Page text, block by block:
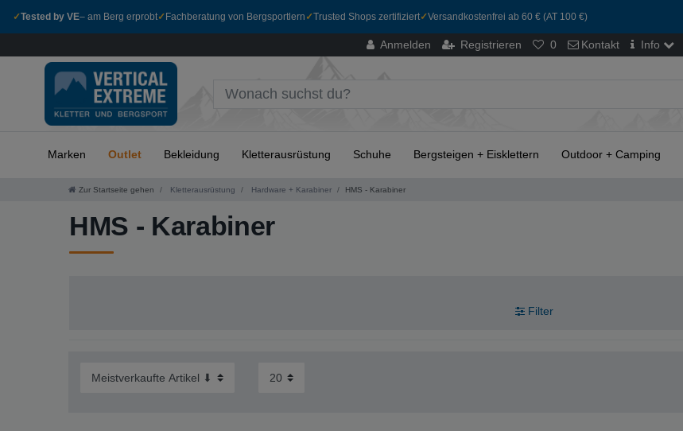
✓Tested by VE– am Berg erprobt✓ Fachberatung von Bergsportlern ✓Trusted Shops zertifiziert✓Versandkostenfrei ab 60 € (AT 100 €)
Anmelden Registrieren 0 Kontakt Info
Marken Outlet Bekleidung Kletterausrüstung Schuhe Bergsteigen + Eisklettern Outdoor + Camping
Zur Startseite gehen Kletterausrüstung Hardware + Karabiner HMS - Karabiner
HMS - Karabiner
Filter